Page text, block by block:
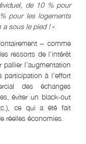
de 10 % pour
pour les logements
a sous le pied !»
– comme
ressorts de l’intérêt
l’augmentation
à l’effort
des échanges
éviter un black-out
ce qui a été fait
réelles économies.